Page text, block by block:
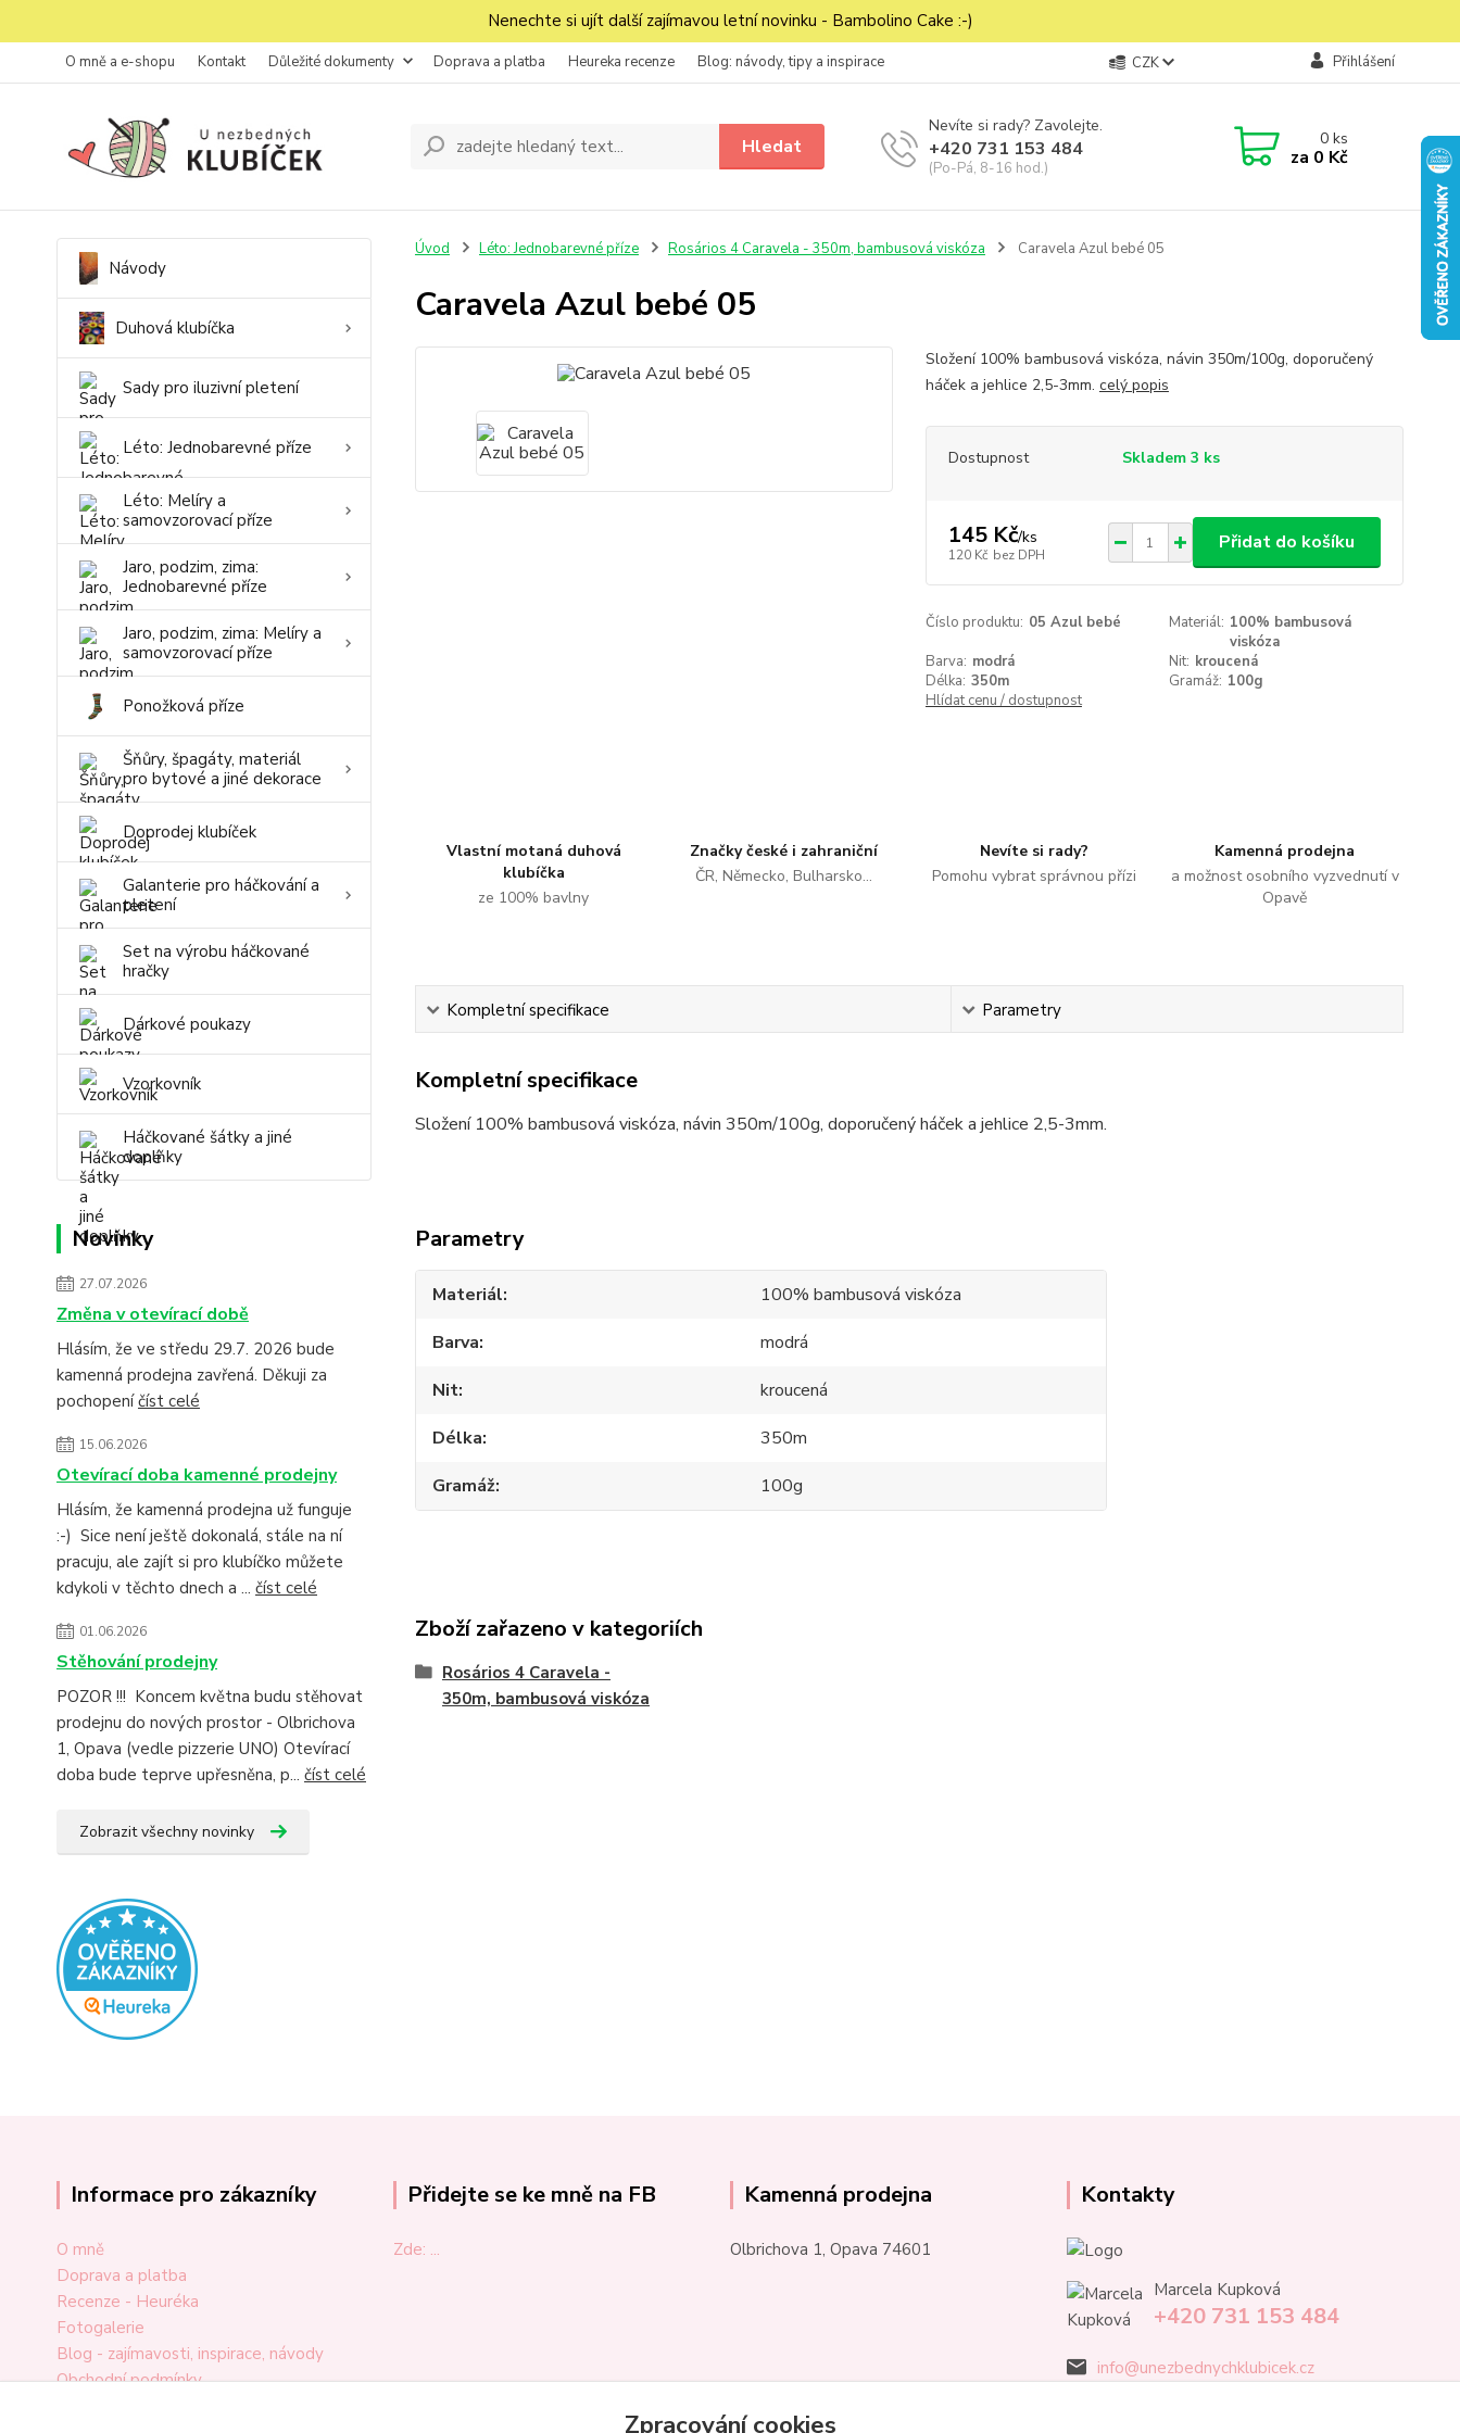
Nenechte si ujít další zajímavou letní novinku - Bambolino Cake :-)
O mně a e-shopu Kontakt Důležité dokumenty Doprava a platba Heureka recenze Blog: návody, tipy a inspirace CZK Přihlášení
Hledat
Nevíte si rady? Zavolejte.
+420 731 153 484
(Po-Pá, 8-16 hod.)
0ks
za 0 Kč
Návody
Duhová klubíčka
Sady pro iluzivní pletení
Léto: Jednobarevné příze
Léto: Melíry a
samovzorovací příze
Jaro, podzim, zima:
Jednobarevné příze
Jaro, podzim, zima: Melíry a
samovzorovací příze
Ponožková příze
Šňůry, špagáty, materiál
pro bytové a jiné dekorace
Doprodej klubíček
Galanterie pro háčkování a
pletení
Set na výrobu háčkované
hračky
Dárkové poukazy
Vzorkovník
Háčkované šátky a jiné
doplňky
Novinky
27.07.2026
Změna v otevírací době
Hlásím, že ve středu 29.7. 2026 bude
kamenná prodejna zavřená. Děkuji za
pochopeníčíst celé
15.06.2026
Otevírací doba kamenné prodejny
Hlásím, že kamenná prodejna už funguje
:-) Sice není ještě dokonalá, stále na ní
pracuju, ale zajít si pro klubíčko můžete
kdykoli v těchto dnech a ... číst celé
01.06.2026
Stěhování prodejny
POZOR !!! Koncem května budu stěhovat
prodejnu do nových prostor - Olbrichova
1, Opava (vedle pizzerie UNO) Otevírací
doba bude teprve upřesněna, p... číst celé
Zobrazit všechny novinky
Úvod Léto: Jednobarevné příze Rosários 4 Caravela - 350m, bambusová viskóza Caravela Azul bebé 05
Caravela Azul bebé 05
Složení 100% bambusová viskóza, návin 350m/100g, doporučený
háček a jehlice 2,5-3mm. celý popis
Dostupnost Skladem 3 ks
145 Kč/ks
120 Kč bez DPH
Přidat do košíku
Číslo produktu: 05 Azul bebé Materiál: 100% bambusová
viskóza
Barva: modrá Nit: kroucená
Délka: 350m Gramáž: 100g
Hlídat cenu / dostupnost
Vlastní motaná duhová
klubíčka
ze 100% bavlny
Značky české i zahraniční
ČR, Německo, Bulharsko...
Nevíte si rady?
Pomohu vybrat správnou přízi
Kamenná prodejna
a možnost osobního vyzvednutí v
Opavě
Kompletní specifikace Parametry
Kompletní specifikace
Složení 100% bambusová viskóza, návin 350m/100g, doporučený háček a jehlice 2,5-3mm.
Parametry
Materiál
100% bambusová viskóza
Barva
modrá
Nit
kroucená
Délka
350m
Gramáž
100g
Zboží zařazeno v kategoriích
Rosários 4 Caravela -
350m, bambusová viskóza
Informace pro zákazníky
O mně
Doprava a platba
Recenze - Heuréka
Fotogalerie
Blog - zajímavosti, inspirace, návody
Obchodní podmínky
Přidejte se ke mně na FB
Zde: ...
Kamenná prodejna
Olbrichova 1, Opava 74601
Kontakty
Marcela Kupková
+420 731 153 484
info@unezbednychklubicek.cz
Zpracování cookies